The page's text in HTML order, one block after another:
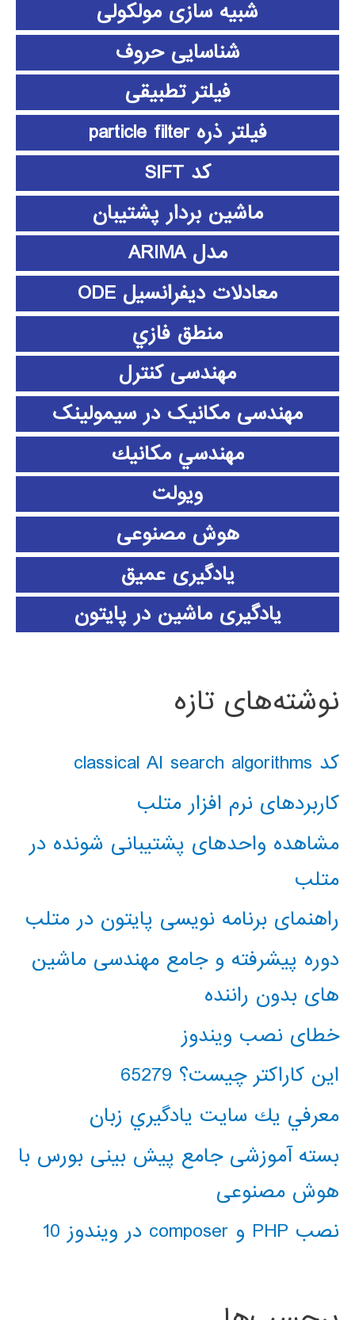
شبیه سازی مولکولی
شناسایی حروف
فیلتر تطبیقی
فیلتر ذره particle filter
کد SIFT
ماشین بردار پشتیبان
مدل ARIMA
معادلات دیفرانسیل ODE
منطق فازي
مهندسی کنترل
مهندسی مکانیک در سیمولینک
مهندسي مكانيك
ویولت
هوش مصنوعی
یادگیری عمیق
یادگیری ماشین در پایتون
نوشته‌های تازه
کد classical AI search algorithms
کاربردهای نرم افزار متلب
مشاهده واحدهای پشتیبانی شونده در
متلب
راهنمای برنامه نویسی پایتون در متلب
دوره پیشرفته و جامع مهندسی ماشین
های بدون راننده
خطای نصب ویندوز
این کاراکتر چیست؟ 65279
معرفي يك سايت يادگيري زبان
بسته آموزشی جامع پیش بینی بورس با
هوش مصنوعی
نصب PHP و composer در ویندوز 10